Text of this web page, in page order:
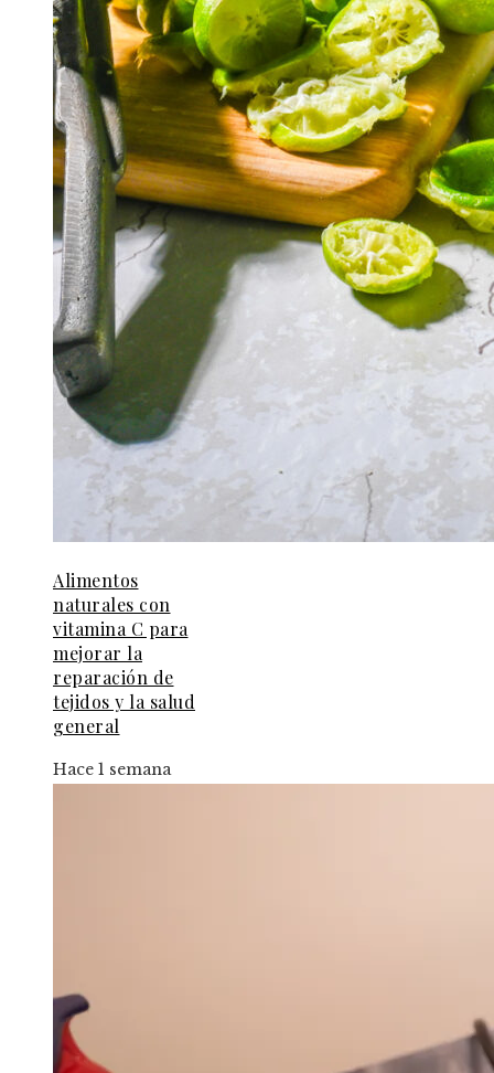
Alimentos
naturales con
vitamina C para
mejorar la
reparación de
tejidos y la salud
general
Hace 1 semana